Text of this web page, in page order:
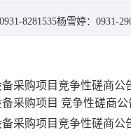
8281535杨雪婷：0931-
采购项目竞争性磋商公
采购项目 竞争性磋商公
采购项目竞争性磋商公